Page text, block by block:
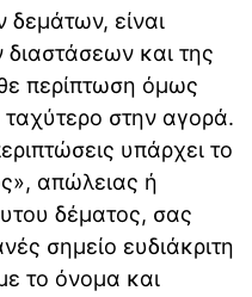
είναι
και της
περίπτωση όμως
ταχύτερο στην αγορά.
υπάρχει το
απώλειας ή
δέματος, σας
σημείο ευδιάκριτη
το όνομα και